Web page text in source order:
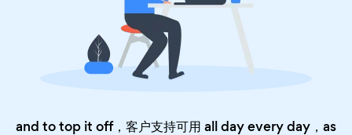
and to top it off，客户支持可用 all day every day，as